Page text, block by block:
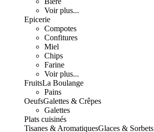
Voir plus...
Epicerie
Compotes
Confitures
Miel
Chips
Farine
Voir plus...
FruitsLa Boulange
Pains
OeufsGalettes & Crêpes
Galettes
Plats cuisinés
Tisanes & AromatiquesGlaces & Sorbets